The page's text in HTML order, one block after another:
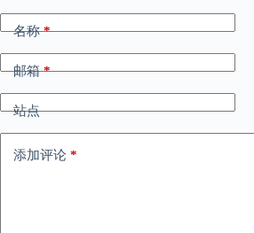
名称*
邮箱*
站点
添加评论 *